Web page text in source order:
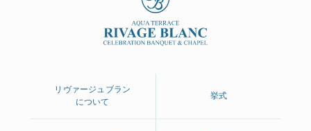
リヴァージュブラン
について
挙式